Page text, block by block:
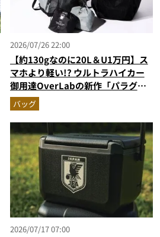
2026/07/26 22:00
【約130gなのに20L＆U1万円】ス
マホより軽い!? ウルトラハイカー
御用達OverLabの新作「パラグラ
イダー素材バックパック」に大注目
バッグ
2026/07/17 07:00